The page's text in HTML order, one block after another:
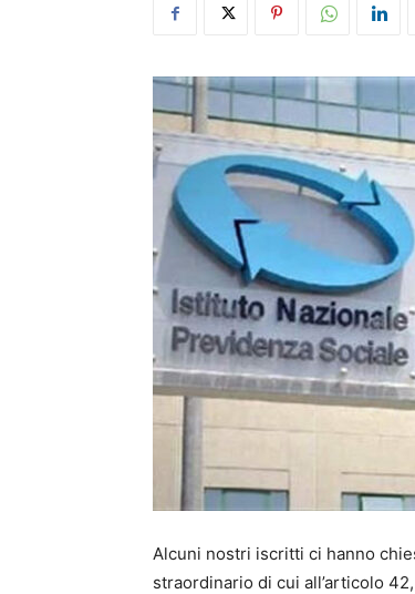
Alcuni nostri iscritti ci hanno
straordinario di cui all’articolo